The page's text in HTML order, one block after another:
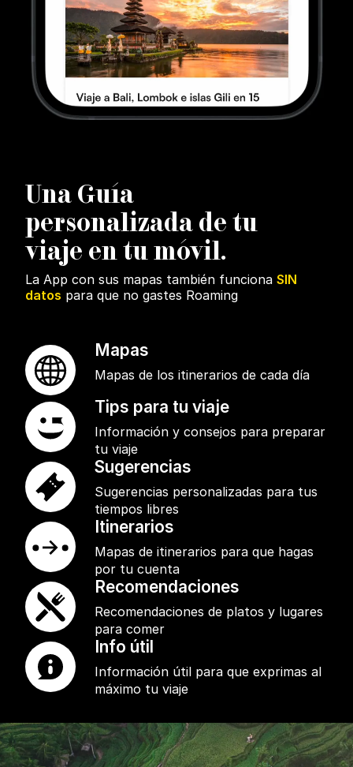
Una Guía
personalizada de tu
viaje en tu móvil.
La App con sus mapas también funciona SIN
datos para que no gastes Roaming
Mapas
Mapas de los itinerarios de cada día
Tips para tu viaje
Información y consejos para preparar
tu viaje
Sugerencias
Sugerencias personalizadas para tus
tiempos libres
Itinerarios
Mapas de itinerarios para que hagas
por tu cuenta
Recomendaciones
Recomendaciones de platos y lugares
para comer
Info útil
Información útil para que exprimas al
máximo tu viaje